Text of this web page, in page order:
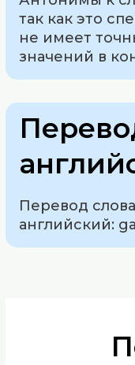
так как это
не имеет
значений в
Перевод
английский: